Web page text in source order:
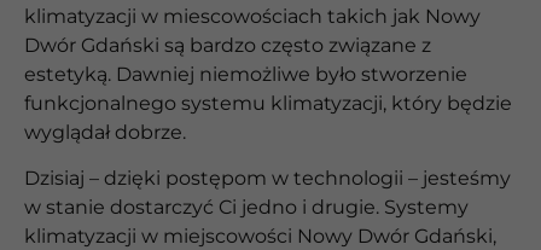
klimatyzacji w miescowościach takich jak Nowy
Dwór Gdański są bardzo często związane z
estetyką. Dawniej niemożliwe było stworzenie
funkcjonalnego systemu klimatyzacji, który będzie
wyglądał dobrze.
Dzisiaj – dzięki postępom w technologii – jesteśmy
w stanie dostarczyć Ci jedno i drugie. Systemy
klimatyzacji w miejscowości Nowy Dwór Gdański,